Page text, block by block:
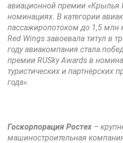
авиационной премии «Крылья
номинациях. В категории
пассажиропотоком до 1,5 млн
Red Wings завоевала титул в
году авиакомпания стала
премии RUSky Awards в
туристических и партнёрских
года».
Госкорпорация Ростех –
машиностроительная